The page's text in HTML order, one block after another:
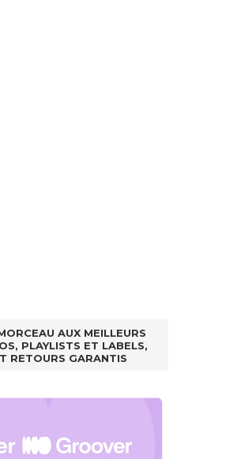
AUX MEILLEURS
PLAYLISTS ET LABELS,
RETOURS GARANTIS